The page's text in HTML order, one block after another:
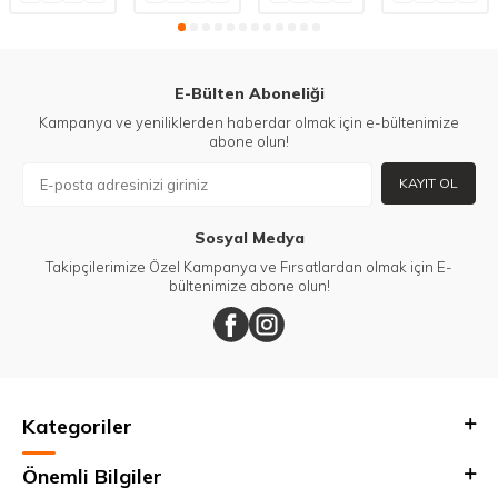
E-Bülten Aboneliği
Kampanya ve yeniliklerden haberdar olmak için e-bültenimize
abone olun!
KAYIT OL
Sosyal Medya
Takipçilerimize Özel Kampanya ve Fırsatlardan olmak için E-
bültenimize abone olun!
Kategoriler
Önemli Bilgiler